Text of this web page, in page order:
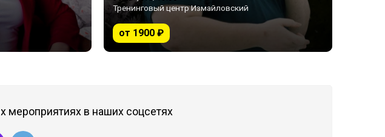
Тренинговый центр Измайловский
от 1900 ₽
мероприятиях в наших соцсетях